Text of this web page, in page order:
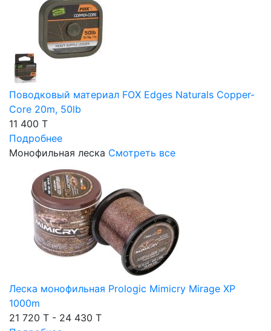
Поводковый материал FOX Edges Naturals Copper-
Core 20m, 50lb
11 400 T
Подробнее
Монофильная леска Смотреть все
Леска монофильная Prologic Mimicry Mirage XP
1000m
21 720 T - 24 430 T